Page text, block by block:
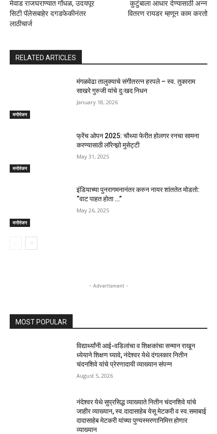
मेवाड राजघराण्यात गोंधळ, उदयपूर
सिटी पॅलेसबाहेर दगडफेकीनंतर
लाठीचार्ज
कुटुंबाला आधार देण्यासाठी अन्न
वितरण रायडर म्हणून काम करतो
RELATED ARTICLES
मनोरंजन
मंगळवेढा तालुक्याचे संगीतरत्न हरपले – स्व. तुकाराम
साखरे गुरुजी यांचे दुःखद निधन
January 18, 2026
मनोरंजन
फ्रेंच ओपन 2025: चौथ्या फेरीत होलगर रनचा सामना
करण्यासाठी लॉरेन्झो मुसेट्टी
May 31, 2025
मनोरंजन
इंडियाच्या पुनरागमनानंतर करुन नायर शांततेत मोडतो:
“वाट पाहत होता …”
May 26, 2025
- Advertisment -
MOST POPULAR
विद्यार्थ्यांनी आई-वडिलांचा व शिक्षकांचा सन्मान राखून
ध्येयाने शिक्षण घ्यावे, नंदेश्वर येथे दंगलकार नितीन
चंदनशिवे यांचे प्रेरणादायी व्याख्यान संपन्न
August 5, 2026
नंदेश्वर येथे सुप्रसिद्ध व्याख्याते नितीन चंदनशिवे यांचे
जाहीर व्याख्यान, स्व.दादासाहेब येसू मेटकरी व स्व.समाबाई
दादासाहेब मेटकरी यांच्या पुण्यस्मरणानिमित्त होणार
व्याख्यान